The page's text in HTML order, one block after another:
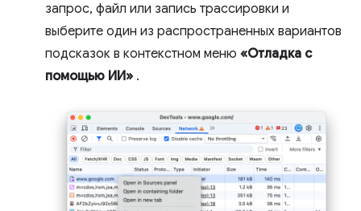
запрос, файл или запись трассировки и
выберите один из распространенных вариантов
подсказок в контекстном меню «Отладка с
помощью ИИ» .